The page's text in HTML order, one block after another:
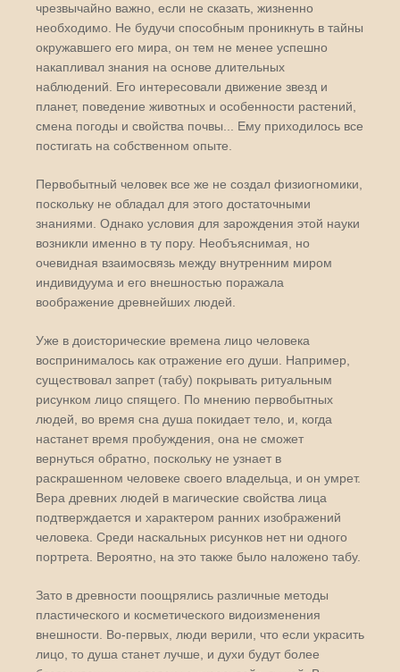
чрезвычайно важно, если не сказать, жизненно
необходимо. Не будучи способным проникнуть в тайны
окружавшего его мира, он тем не менее успешно
накапливал знания на основе длительных
наблюдений. Его интересовали движение звезд и
планет, поведение животных и особенности растений,
смена погоды и свойства почвы... Ему приходилось все
постигать на собственном опыте.
Первобытный человек все же не создал физиогномики,
поскольку не обладал для этого достаточными
знаниями. Однако условия для зарождения этой науки
возникли именно в ту пору. Необъяснимая, но
очевидная взаимосвязь между внутренним миром
индивидуума и его внешностью поражала
воображение древнейших людей.
Уже в доисторические времена лицо человека
воспринималось как отражение его души. Например,
существовал запрет (табу) покрывать ритуальным
рисунком лицо спящего. По мнению первобытных
людей, во время сна душа покидает тело, и, когда
настанет время пробуждения, она не сможет
вернуться обратно, поскольку не узнает в
раскрашенном человеке своего владельца, и он умрет.
Вера древних людей в магические свойства лица
подтверждается и характером ранних изображений
человека. Среди наскальных рисунков нет ни одного
портрета. Вероятно, на это также было наложено табу.
Зато в древности поощрялись различные методы
пластического и косметического видоизменения
внешности. Во-первых, люди верили, что если украсить
лицо, то душа станет лучше, и духи будут более